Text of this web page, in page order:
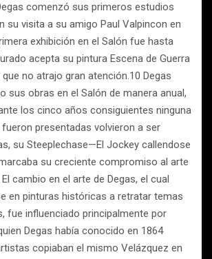
comenzó sus primeros estudios
su visita a su amigo Paul Valpincon en
exhibición en el Salón fue hasta
acepta su pintura Escena de Guerra
que no atrajo gran atención.10 Degas
sus obras en el Salón de manera anual,
los cinco años consiguientes ninguna
presentadas volvieron a ser
su Steeplechase—El Jockey callendose
su creciente compromiso al arte
cambio en el arte de Degas, el cual
en pinturas históricas a retratar temas
fue influenciado principalmente por
Degas había conocido en 1864
copiaban el mismo Velázquez en